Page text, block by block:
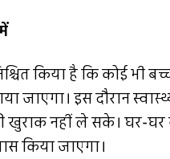
किया है कि कोई
जाएगा। इस दौरान
नहीं ले सके। घर-घर
किया जाएगा।